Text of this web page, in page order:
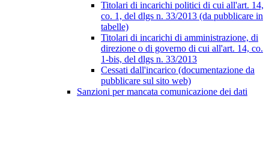
Titolari di incarichi politici di cui all'art. 14,
co. 1, del dlgs n. 33/2013 (da pubblicare in
tabelle)
Titolari di incarichi di amministrazione, di
direzione o di governo di cui all'art. 14, co.
1-bis, del dlgs n. 33/2013
Cessati dall'incarico (documentazione da
pubblicare sul sito web)
Sanzioni per mancata comunicazione dei dati